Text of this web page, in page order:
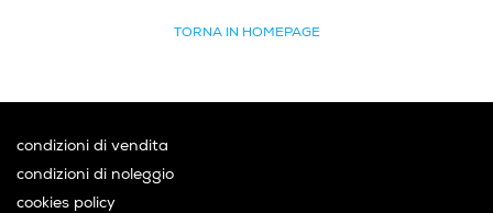
TORNA IN HOMEPAGE
condizioni di vendita
condizioni di noleggio
cookies policy